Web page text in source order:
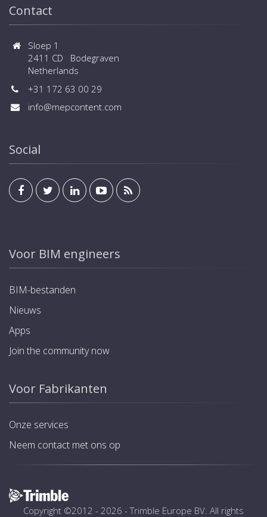
Contact
Sloep 1
2411 CD Bodegraven
Netherlands
+31 172 63 00 29
info@mepcontent.com
Social
Voor BIM engineers
BIM-bestanden
Nieuws
Apps
Join the community now
Voor Fabrikanten
Onze services
Neem contact met ons op
Copyright ©2012 - 2026 -Trimble Europe BV . All rights